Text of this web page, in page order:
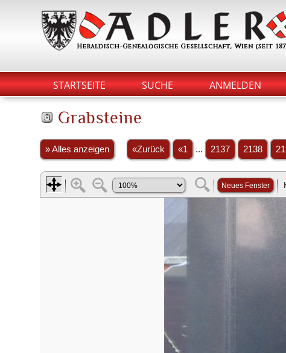
STARTSEITE SUCHE ANMELDEN
Grabsteine
» Alles anzeigen «Zurück «1 ... 2137 2138